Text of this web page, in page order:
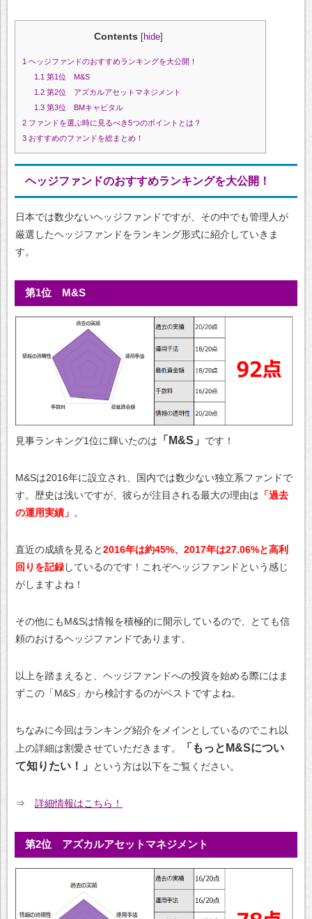
Contents hide]
1 ヘッジファンドのおすすめランキングを大公開！
1.1 第1位 M&S
1.2第2位 アズカルアセットマネジメント
1.3第3位 BMキャピタル
2 ファンドを選ぶ時に見るべき5つのポイントとは？
3 おすすめのファンドを総まとめ！
ヘッジファンドのおすすめランキングを大公開！
日本では数少ないヘッジファンドですが、その中でも管理人が
厳選したヘッジファンドをランキング形式に紹介していきま
す。
第1位 M&S
見事ランキング1位に輝いたのは 「M&S」 です！
M&Sは2016年に設立され、国内では数少ない独立系ファンドで
す。歴史は浅いですが、彼らが注目される最大の理由は 「過去
の運用実績」 。
直近の成績を見ると2016年は約45%、2017年は27.06%と高利
回りを記録しているのです！これぞヘッジファンドという感じ
がしますよね！
その他にもM&Sは情報を積極的に開示しているので、とても信
頼のおけるヘッジファンドであります。
以上を踏まえると、ヘッジファンドへの投資を始める際にはま
ずこの「M&S」から検討するのがベストですよね。
ちなみに今回はランキング紹介をメインとしているのでこれ以
上の詳細は割愛させていただきます。
「もっとM&Sについ
て知りたい！」
という方は以下をご覧ください。
⇒ 詳細情報はこちら！
第2位 アズカルアセットマネジメント